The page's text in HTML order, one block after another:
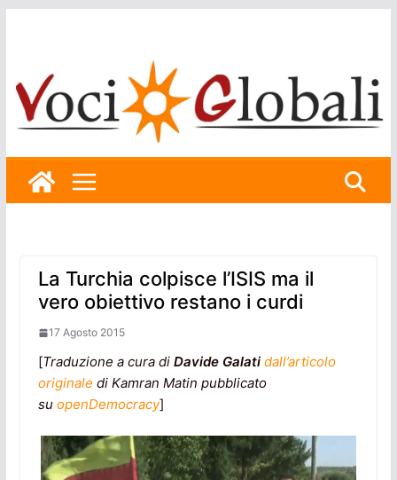
La Turchia colpisce l’ISIS ma il
vero obiettivo restano i curdi
17 Agosto 2015
[Traduzione a cura di Davide Galati dall’articolo
originale di Kamran Matin pubblicato
su openDemocracy]